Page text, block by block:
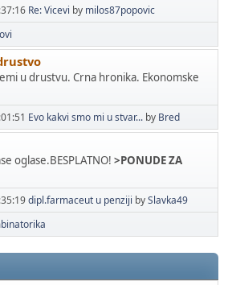
Re: Vicevi by milos87popovic
u drustvu. Crna hronika. Ekonomske
Evo kakvi smo mi u stvar... by Bred
oglase.BESPLATNO! >PONUDE ZA
dipl.farmaceut u penziji bySlavka49